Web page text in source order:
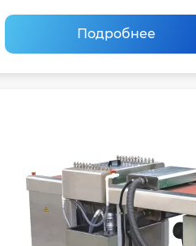
Подробнее